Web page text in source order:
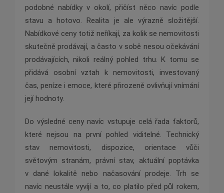
podobné nabídky v okolí, přičíst něco navíc podle
stavu a hotovo. Realita je ale výrazně složitější.
Nabídkové ceny totiž neříkají, za kolik se nemovitosti
skutečně prodávají, a často v sobě nesou očekávání
prodávajících, nikoli reálný pohled trhu. K tomu se
přidává osobní vztah k nemovitosti, investovaný
čas, peníze i emoce, které přirozeně ovlivňují vnímání
její hodnoty.
Do výsledné ceny navíc vstupuje celá řada faktorů,
které nejsou na první pohled viditelné. Technický
stav nemovitosti, dispozice, orientace vůči
světovým stranám, právní stav, aktuální poptávka
v dané lokalitě nebo načasování prodeje. Trh se
navíc neustále vyvíjí a to, co platilo před půl rokem,